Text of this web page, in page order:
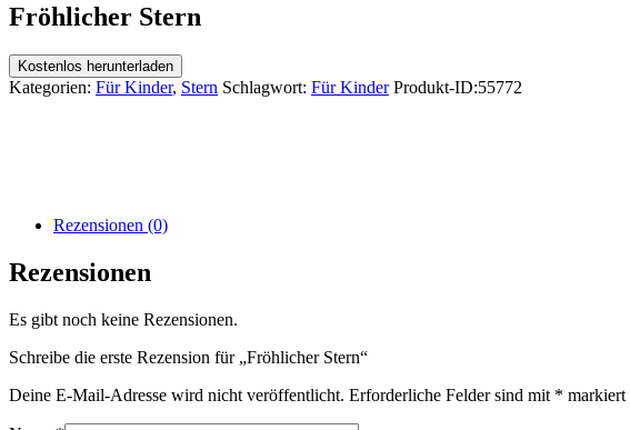
Fröhlicher Stern
Kostenlos herunterladen
Kategorien: Für Kinder, Stern Schlagwort: Für Kinder Produkt-ID:55772
Rezensionen (0)
Rezensionen
Es gibt noch keine Rezensionen.
Schreibe die erste Rezension für „Fröhlicher Stern“
Deine E-Mail-Adresse wird nicht veröffentlicht. Erforderliche Felder sind mit * markiert